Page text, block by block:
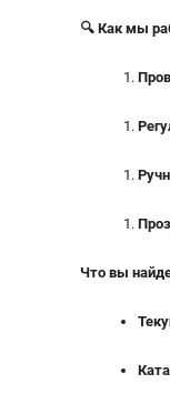
🔍 Как мы
Что вы